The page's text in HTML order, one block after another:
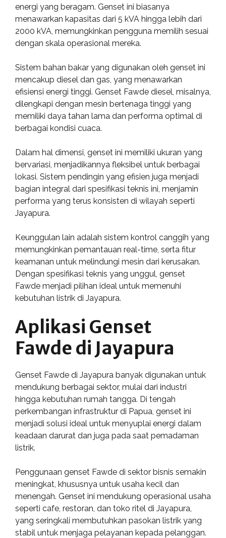
energi yang beragam. Genset ini biasanya
menawarkan kapasitas dari 5 kVA hingga lebih dari
2000 kVA, memungkinkan pengguna memilih sesuai
dengan skala operasional mereka.
Sistem bahan bakar yang digunakan oleh genset ini
mencakup diesel dan gas, yang menawarkan
efisiensi energi tinggi. Genset Fawde diesel, misalnya,
dilengkapi dengan mesin bertenaga tinggi yang
memiliki daya tahan lama dan performa optimal di
berbagai kondisi cuaca.
Dalam hal dimensi, genset ini memiliki ukuran yang
bervariasi, menjadikannya fleksibel untuk berbagai
lokasi. Sistem pendingin yang efisien juga menjadi
bagian integral dari spesifikasi teknis ini, menjamin
performa yang terus konsisten di wilayah seperti
Jayapura.
Keunggulan lain adalah sistem kontrol canggih yang
memungkinkan pemantauan real-time, serta fitur
keamanan untuk melindungi mesin dari kerusakan.
Dengan spesifikasi teknis yang unggul, genset
Fawde menjadi pilihan ideal untuk memenuhi
kebutuhan listrik di Jayapura.
Aplikasi Genset
Fawde di Jayapura
Genset Fawde di Jayapura banyak digunakan untuk
mendukung berbagai sektor, mulai dari industri
hingga kebutuhan rumah tangga. Di tengah
perkembangan infrastruktur di Papua, genset ini
menjadi solusi ideal untuk menyuplai energi dalam
keadaan darurat dan juga pada saat pemadaman
listrik.
Penggunaan genset Fawde di sektor bisnis semakin
meningkat, khususnya untuk usaha kecil dan
menengah. Genset ini mendukung operasional usaha
seperti cafe, restoran, dan toko ritel di Jayapura,
yang seringkali membutuhkan pasokan listrik yang
stabil untuk menjaga pelayanan kepada pelanggan.